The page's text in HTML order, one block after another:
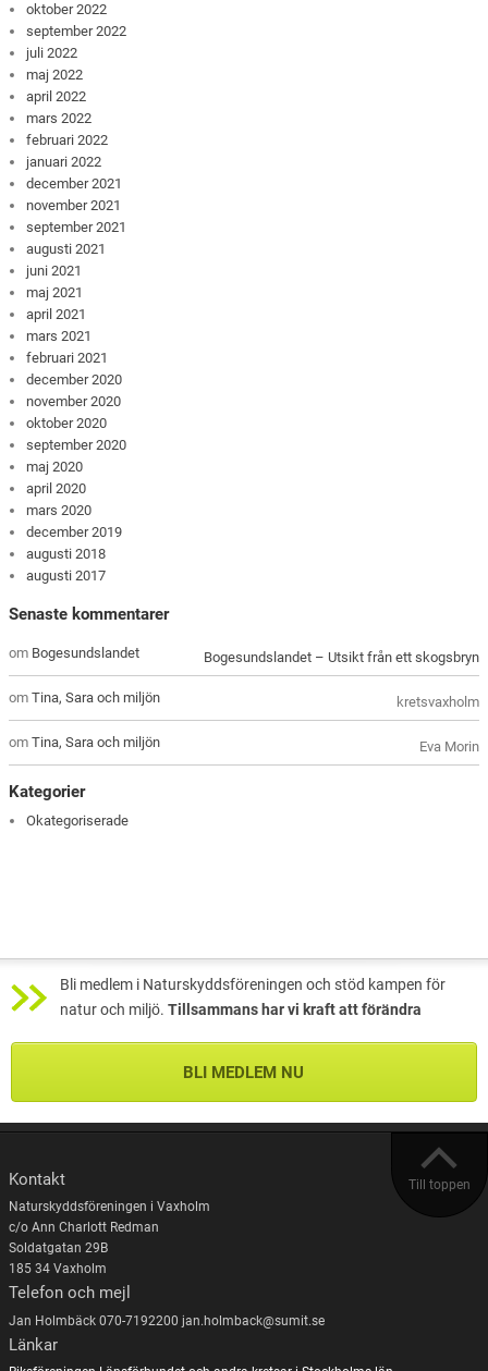
oktober 2022
september 2022
juli 2022
maj 2022
april 2022
mars 2022
februari 2022
januari 2022
december 2021
november 2021
september 2021
augusti 2021
juni 2021
maj 2021
april 2021
mars 2021
februari 2021
december 2020
november 2020
oktober 2020
september 2020
maj 2020
april 2020
mars 2020
december 2019
augusti 2018
augusti 2017
Senaste kommentarer
Bogesundslandet – Utsikt från ett skogsbryn
om Bogesundslandet
kretsvaxholm
omTina, Sara och miljön
Eva Morin
omTina, Sara och miljön
Kategorier
Okategoriserade
Bli medlem i Naturskyddsföreningen och stöd kampen för
natur och miljö. Tillsammans har vi kraft att förändra
BLI MEDLEM NU
Till toppen
Kontakt
Naturskyddsföreningen i Vaxholm
c/o Ann Charlott Redman
Soldatgatan 29B
185 34 Vaxholm
Telefon och mejl
Jan Holmbäck 070-7192200 jan.holmback@sumit.se
Länkar